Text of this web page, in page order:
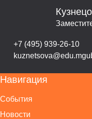
+7 (495) 939-26-10
Навигация
События
Новости